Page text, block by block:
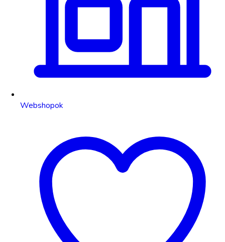
Webshopok